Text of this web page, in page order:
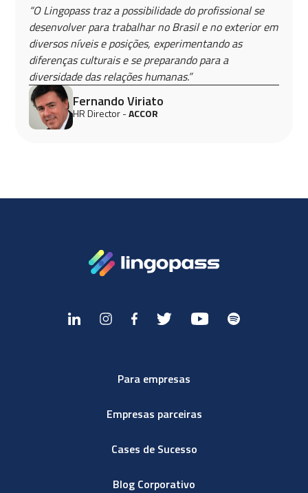
“O Lingopass traz a possibilidade do profissional se
desenvolver para trabalhar no Brasil e no exterior em
diversos níveis e posições, experimentando as
diferenças culturais e se preparando para a
diversidade das relações humanas.”
Fernando Viriato
HR Director -ACCOR
Para empresas
Empresas parceiras
Cases de Sucesso
Blog Corporativo